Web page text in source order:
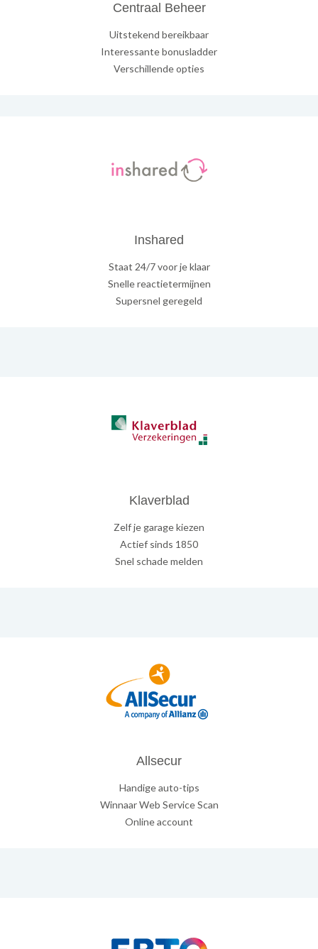
Centraal Beheer
Uitstekend bereikbaar
Interessante bonusladder
Verschillende opties
Inshared
Staat 24/7 voor je klaar
Snelle reactietermijnen
Supersnel geregeld
Klaverblad
Zelf je garage kiezen
Actief sinds 1850
Snel schade melden
Allsecur
Handige auto-tips
Winnaar Web Service Scan
Online account